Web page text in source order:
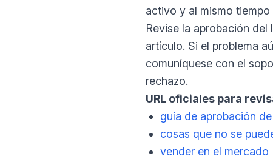
activo y al mismo
Revise la aprobación
artículo. Si el problema
comuníquese con el
rechazo.
URL oficiales para
guía de aprobación
cosas que no se
vender en el mercado